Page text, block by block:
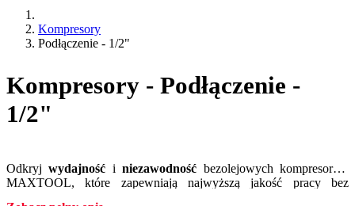
Kompresory
Podłączenie - 1/2"
Kompresory - Podłączenie -
1/2"
Odkryj wydajność i niezawodność bezolejowych kompresorów
MAXTOOL, które zapewniają najwyższą jakość pracy bez